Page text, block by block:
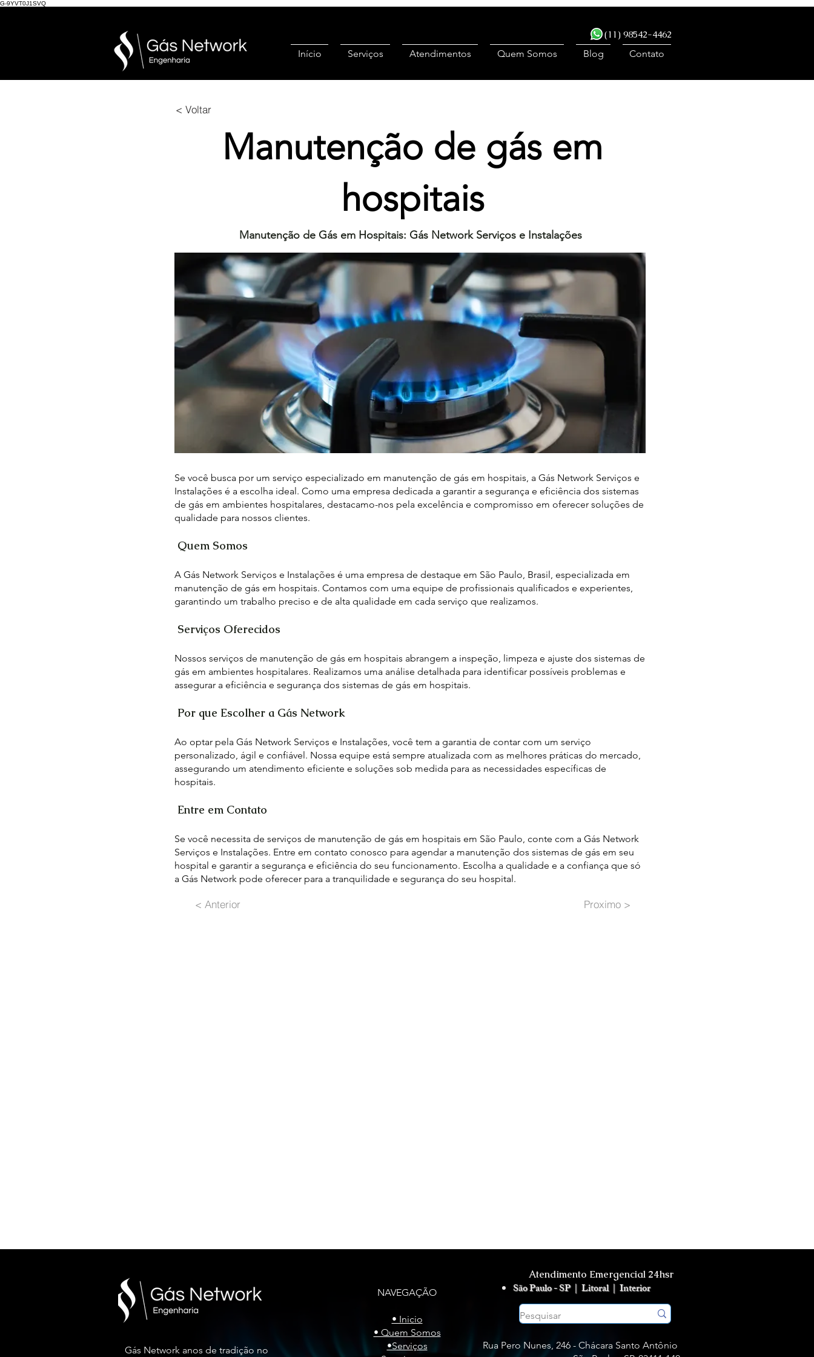
G-9YVT0J1SVQ
(11) 98542-4462
Início
Serviços Atendimentos Quem Somos Blog Contato
< Voltar
Manutenção de gás em
hospitais
Manutenção de Gás em Hospitais: Gás Network Serviços e Instalações
Se você busca por um serviço especializado em manutenção de gás em hospitais, a Gás Network Serviços e
Instalações é a escolha ideal. Como uma empresa dedicada a garantir a segurança e eficiência dos sistemas
de gás em ambientes hospitalares, destacamo-nos pela excelência e compromisso em oferecer soluções de
qualidade para nossos clientes.
Quem Somos
A Gás Network Serviços e Instalações é uma empresa de destaque em São Paulo, Brasil, especializada em
manutenção de gás em hospitais. Contamos com uma equipe de profissionais qualificados e experientes,
garantindo um trabalho preciso e de alta qualidade em cada serviço que realizamos.
Serviços Oferecidos
Nossos serviços de manutenção de gás em hospitais abrangem a inspeção, limpeza e ajuste dos sistemas de
gás em ambientes hospitalares. Realizamos uma análise detalhada para identificar possíveis problemas e
assegurar a eficiência e segurança dos sistemas de gás em hospitais.
Por que Escolher a Gás Network
Ao optar pela Gás Network Serviços e Instalações, você tem a garantia de contar com um serviço
personalizado, ágil e confiável. Nossa equipe está sempre atualizada com as melhores práticas do mercado,
assegurando um atendimento eficiente e soluções sob medida para as necessidades específicas de
hospitais.
Entre em Contato
Se você necessita de serviços de manutenção de gás em hospitais em São Paulo, conte com a Gás Network
Serviços e Instalações. Entre em contato conosco para agendar a manutenção dos sistemas de gás em seu
hospital e garantir a segurança e eficiência do seu funcionamento. Escolha a qualidade e a confiança que só
a Gás Network pode oferecer para a tranquilidade e segurança do seu hospital.
< Anterior Proximo >
Gás Network anos de tradição no
NAVEGAÇÃO
• Inicio
• Quem Somos
•Serviços
Atendimento Emergencial 24hsr
São Paulo - SP | Litoral | Interior
Rua Pero Nunes, 246 - Chácara Santo Antônio